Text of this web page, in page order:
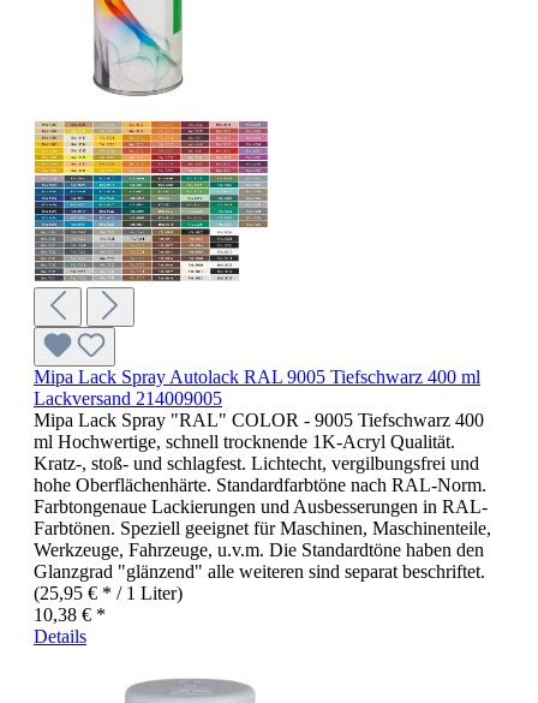
Mipa Lack Spray Autolack RAL 9005 Tiefschwarz 400 ml
Lackversand 214009005
Mipa Lack Spray "RAL" COLOR - 9005 Tiefschwarz 400
ml Hochwertige, schnell trocknende 1K-Acryl Qualität.
Kratz-, stoß- und schlagfest. Lichtecht, vergilbungsfrei und
hohe Oberflächenhärte. Standardfarbtöne nach RAL-Norm.
Farbtongenaue Lackierungen und Ausbesserungen in RAL-
Farbtönen. Speziell geeignet für Maschinen, Maschinenteile,
Werkzeuge, Fahrzeuge, u.v.m. Die Standardtöne haben den
Glanzgrad "glänzend" alle weiteren sind separat beschriftet.
(25,95 € * / 1 Liter)
10,38 € *
Details